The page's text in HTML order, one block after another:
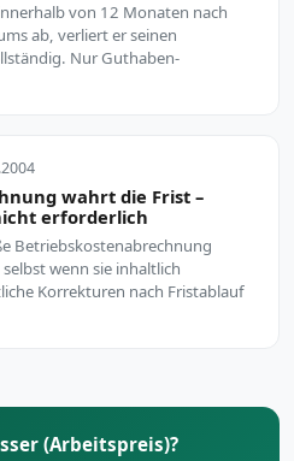
von 12 Monaten nach
ab, verliert er seinen
Nur Guthaben-
wahrt die Frist –
erforderlich
Betriebskostenabrechnung
wenn sie inhaltlich
Korrekturen nach Fristablauf
(Arbeitspreis)?